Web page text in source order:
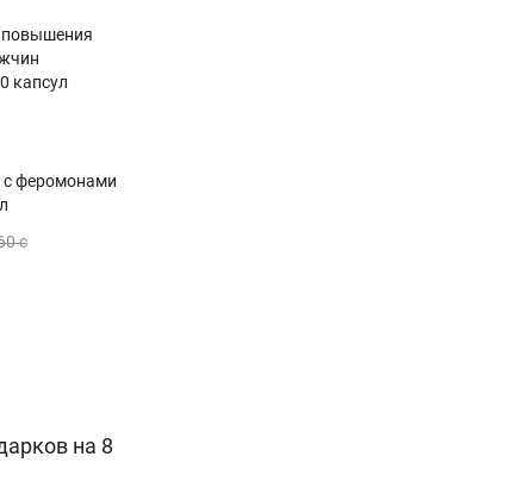
повышения
капсул
феромонами
с
на 8